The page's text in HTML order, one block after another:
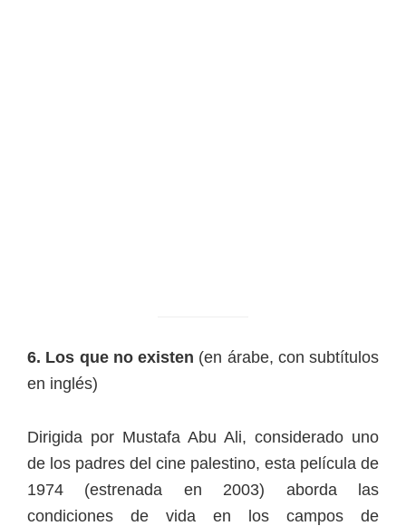
6. Los que no existen (en árabe, con subtítulos
en inglés)
Dirigida por Mustafa Abu Ali, considerado uno
de los padres del cine palestino, esta película de
1974 (estrenada en 2003) aborda las
condiciones de vida en los campos de